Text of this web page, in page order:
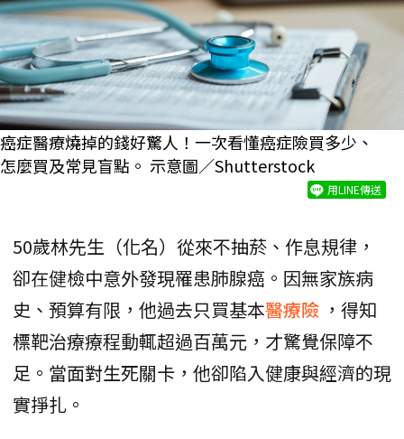
癌症醫療燒掉的錢好驚人！一次看懂癌症險買多少、
怎麼買及常見盲點。 示意圖／Shutterstock
用LINE傳送
50歲林先生（化名）從來不抽菸、作息規律，
卻在健檢中意外發現罹患肺腺癌。因無家族病
史、預算有限，他過去只買基本醫療險 ，得知
標靶治療療程動輒超過百萬元，才驚覺保障不
足。當面對生死關卡，他卻陷入健康與經濟的現
實掙扎。